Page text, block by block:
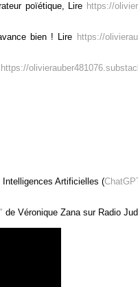
poïétique, Lire https://
bien ! Lire https://
https://
Artificielles (
de Véronique Zana sur Radio